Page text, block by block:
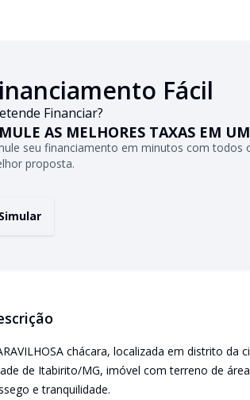
Fácil
Financiar?
AS MELHORES TAXAS EM
seu financiamento em minutos com todos
proposta.
Simular
chácara, localizada em distrito
de Itabirito/MG, imóvel com terreno de
e tranquilidade.